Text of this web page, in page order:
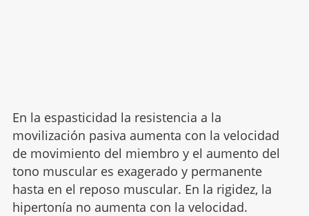
En la espasticidad la resistencia a la
movilización pasiva aumenta con la velocidad
de movimiento del miembro y el aumento del
tono muscular es exagerado y permanente
hasta en el reposo muscular. En la rigidez, la
hipertonía no aumenta con la velocidad.